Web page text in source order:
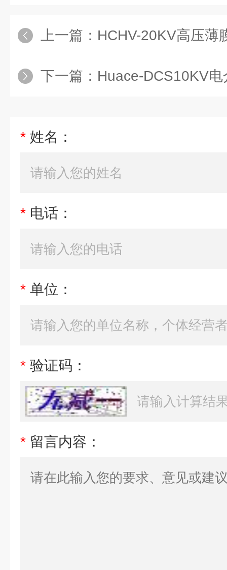
上一篇： HCHV-20KV高压薄膜极化装
下一篇： Huace-DCS10KV电介质充放
* 姓名：
* 电话：
* 单位：
* 验证码：
* 留言内容：